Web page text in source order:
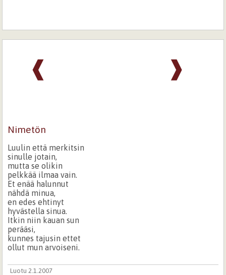
❱
❰
Nimetön
Luulin että merkitsin
sinulle jotain,
mutta se olikin
pelkkää ilmaa vain.
Et enää halunnut
nähdä minua,
en edes ehtinyt
hyvästella sinua.
Itkin niin kauan sun
perääsi,
kunnes tajusin ettet
ollut mun arvoiseni.
Luotu 2.1.2007